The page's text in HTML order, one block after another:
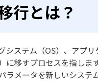
行とは？
システム（OS）、アプ
に移すプロセスを指し
メータを新しいシステ